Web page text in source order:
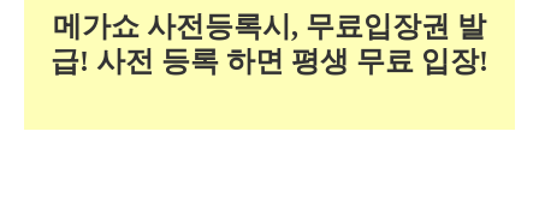
메가쇼 사전등록시, 무료입장권 발
급! 사전 등록 하면 평생 무료 입장!